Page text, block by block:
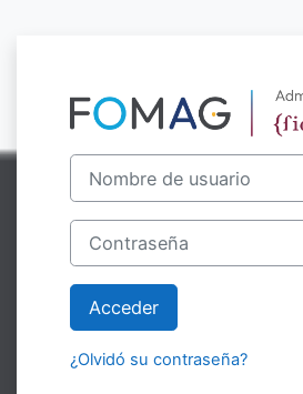
Saltar a creación de una nueva
Nombre de usuario
Contraseña
Acceder
¿Olvidó su contraseña?